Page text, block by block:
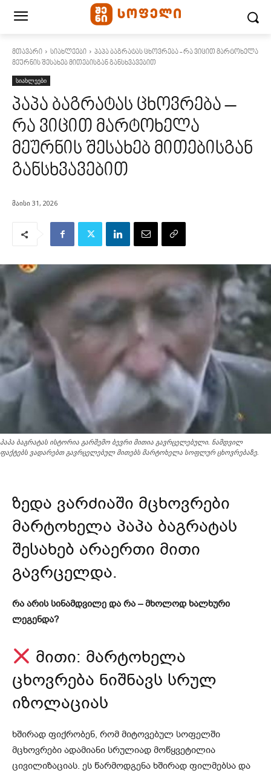
მთავარი სიახლეები
პაპა ბაგრატას ცხოვრება - რა ვიცით მარტოხელა
მეურნის შესახებ მითებისგან განსხვავებით
სიახლეები
პაპა ბაგრატას ცხოვრება –
რა ვიცით მარტოხელა
მეურნის შესახებ მითებისგან
განსხვავებით
მაისი 31, 2026
პაპა ბაგრატას ისტორია გარშემო ბევრი მითია გავრცელებული. ნამდვილ
ფაქტებს ვადარებთ გავრცელებულ მითებს მარტოხელა სოფლურ ცხოვრებაზე.
ზედა ვარძიაში მცხოვრები
მარტოხელა პაპა ბაგრატას
შესახებ არაერთი მითი
გავრცელდა.
რა არის სინამდვილე და რა – მხოლოდ ხალხური
ლეგენდა?
მითი: მარტოხელა
ცხოვრება ნიშნავს სრულ
იზოლაციას
ხშირად ფიქრობენ, რომ მიტოვებულ სოფელში
მცხოვრები ადამიანი სრულიად მოწყვეტილია
ცივილიზაციას. ეს წარმოდგენა ხშირად ფილმებსა და